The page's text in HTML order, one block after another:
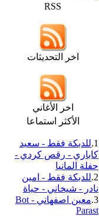
RSS
اخر التحديثات
اخر الأغاني
الأكثر استماعا
1. للدبكة فقط - سعيد
كاباري - رقص كردي -
حفلة المانيا
2. للدبكة فقط - امين
نادر - شيخاني - حياة
3.
معين اصفهاني - Bot
Parast